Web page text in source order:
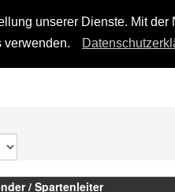
unserer Dienste. Mit
verwenden.
MANNSCHAFT
/ Spartenleiter